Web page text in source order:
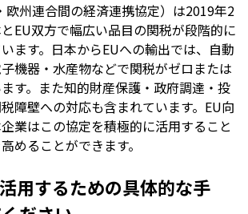
欧州連合間の経済連携協定）は2019年2
EU双方で幅広い品目の関税が段階的に
ます。日本からEUへの輸出では、自動
機器・水産物などで関税がゼロまたは
す。また知的財産保護・政府調達・投
障壁への対応も含まれています。EU向
業はこの協定を積極的に活用すること
めることができます。
用するための具体的な手